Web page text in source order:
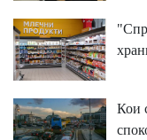
Кои